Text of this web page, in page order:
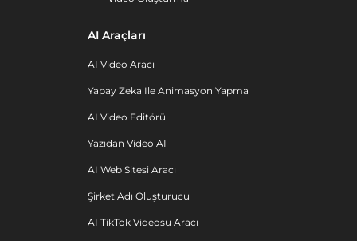
AI Araçları
AI Video Aracı
Yapay Zeka Ile Animasyon Yapma
AI Video Editörü
Yazıdan Video AI
AI Web Sitesi Aracı
Şirket Adı Oluşturucu
AI TikTok Videosu Aracı